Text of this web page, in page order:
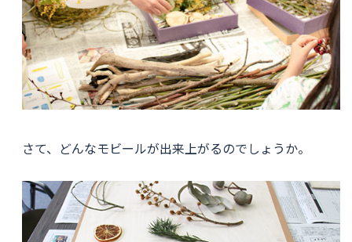
さて、どんなモビールが出来上がるのでしょうか。